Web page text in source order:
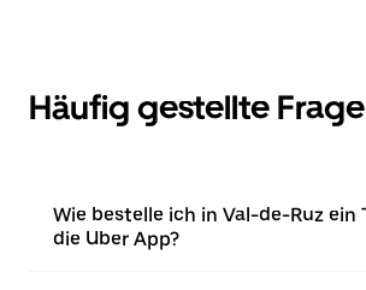
Häufig gestellte
Wie bestelle ich in Val-de-Ruz ein
die Uber App?